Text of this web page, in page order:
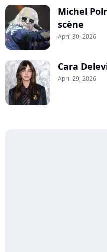
Michel
scène
April 30, 2026
Cara
April 29, 2026